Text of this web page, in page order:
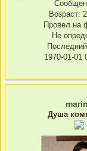
Возраст:
Провел на
Не
1970-01-01
Душа